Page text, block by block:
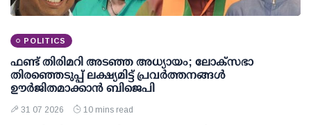
POLITICS
ഫണ്ട് തിരിമറി അടഞ്ഞ അധ്യായം; ലോക്സഭാ
തിരഞ്ഞെടുപ്പ് ലക്ഷ്യമിട്ട് പ്രവര്‍ത്തനങ്ങള്‍
ഊര്‍ജിതമാക്കാന്‍ ബിജെപി
31 07 2026 10 mins read